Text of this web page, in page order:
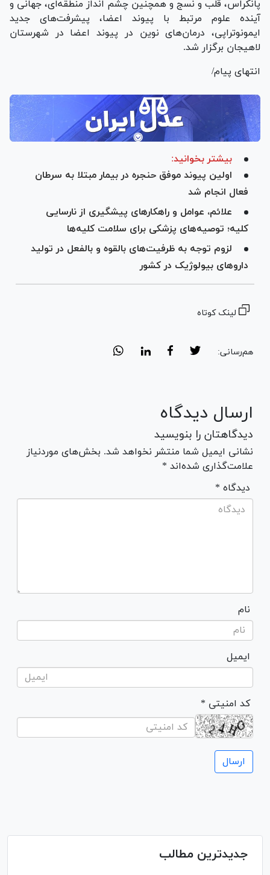
پانکراس، قلب و نسج و همچنین چشم انداز منطقه‌ای، جهانی و
آینده علوم مرتبط با پیوند اعضا، پیشرفت‌های جدید
ایمونوتراپی، درمان‌های نوین در پیوند اعضا در شهرستان
لاهیجان برگزار شد.
انتهای پیام/
بیشتر بخوانید:
اولین پیوند موفق حنجره در بیمار مبتلا به سرطان
فعال انجام شد
علائم، عوامل و راهکار‌های پیشگیری از نارسایی
کلیه؛ توصیه‌های پزشکی برای سلامت کلیه‌ها
لزوم توجه به ظرفیت‌های بالقوه و بالفعل در تولید
دارو‌های بیولوژیک در کشور
لینک کوتاه
هم‌رسانی:
ارسال دیدگاه
دیدگاهتان را بنویسید
نشانی ایمیل شما منتشر نخواهد شد. بخش‌های موردنیاز
علامت‌گذاری شده‌اند *
* دیدگاه
نام
ایمیل
* کد امنیتی
جدیدترین مطالب